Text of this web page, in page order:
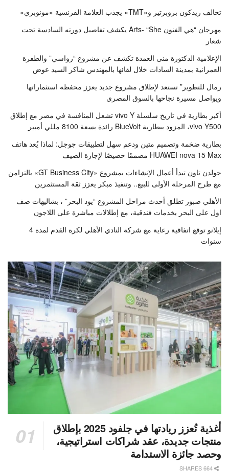
تحالف ريدكون بروبرتيز و«TMT» يجذب العلامة الفرنسية «مونوبري»
مهرجان “هي الفنون Arts- “She يكشف تفاصيل دورته السادسة تحت
شعار
الإعلامية الدكتورة منى العمدة تكشف عن مشروع “رواسي” والطفرة
العمرانية بمدينة السادات خلال لقائها بالمهندس شاكر السيد عوض
رمال للتطوير” تستعد لإطلاق مشروع جديد يعزز محفظة استثماراتها
ويواصل مسيرة نجاحها بالسوق المصري
أكبر بطارية في تاريخ سلسلة vivo Y تشعل المنافسة في مصر مع إطلاق
vivo Y500، المزود ببطارية BlueVolt رائدة بسعة 8100 مللي أمبير
بطارية ضخمة وتصميم متين ودعم سهل لتطبيقات جوجل: لماذا يُعد هاتف
HUAWEI nova 15 Max مصممًا خصيصًا لإجازة الصيف
جولدن تاون تبدأ أعمال الإنشاءات بمشروع «GT Business City» بالتزامن
مع طرح المرحلة الأولى للبيع.. وتنفيذ مبكر يعزز ثقة المستثمرين
الأهلي صبور تطلق أحدث مراحل المشروع “يود البحر” ، بشاليهات صف
اول على البحر بخدمات فندقية، مع إطلالات مباشرة على اللاجون
إيلانو توقع اتفاقية رعاية مع شركة النادي الأهلي لكرة القدم لمدة 4
سنوات
أغذية تُعزز ريادتها في جلفود 2025 بإطلاق
منتجات جديدة، عقد شراكات استراتيجية،
وحصد جائزة الاستدامة